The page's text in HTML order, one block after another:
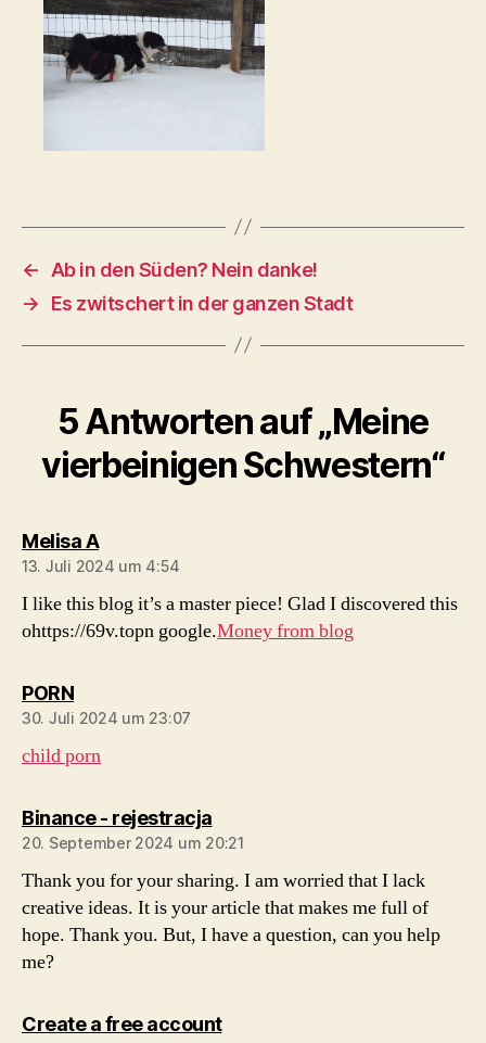
←
Ab in den Süden? Nein danke!
→
Es zwitschert in der ganzen Stadt
5 Antworten auf „Meine
vierbeinigen Schwestern“
Melisa Asagt:
13. Juli 2024 um 4:54
I like this blog it’s a master piece! Glad I discovered this
ohttps://69v.topn google.Money from blog
PORNsagt:
30. Juli 2024 um 23:07
child porn
Binance - rejestracjasagt:
20. September 2024 um 20:21
Thank you for your sharing. I am worried that I lack
creative ideas. It is your article that makes me full of
hope. Thank you. But, I have a question, can you help
me?
Create a free accountsagt: